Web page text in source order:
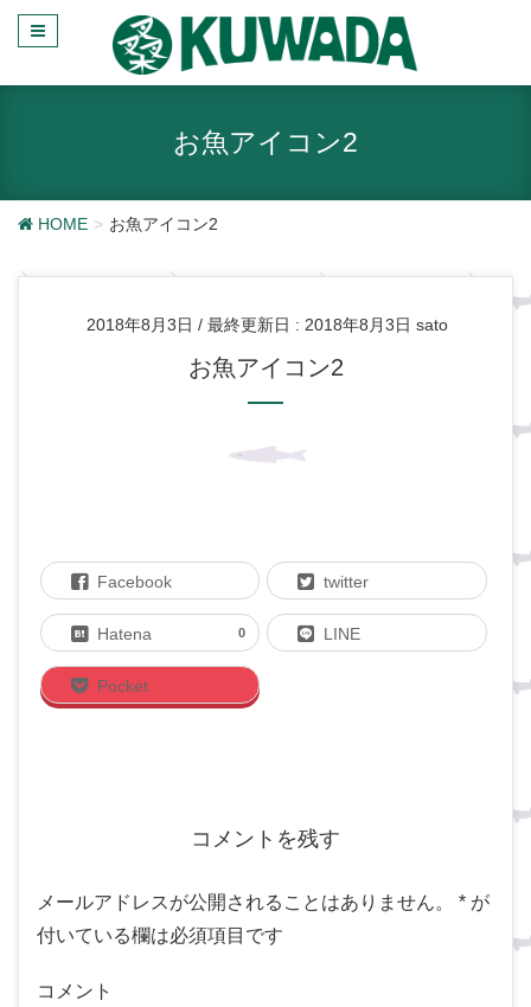
お魚アイコン2
HOME お魚アイコン2
2018年8月3日 / 最終更新日 : 2018年8月3日 sato
お魚アイコン2
Facebook twitter
Hatena 0 LINE
Pocket
コメントを残す
メールアドレスが公開されることはありません。 * が
付いている欄は必須項目です
コメント